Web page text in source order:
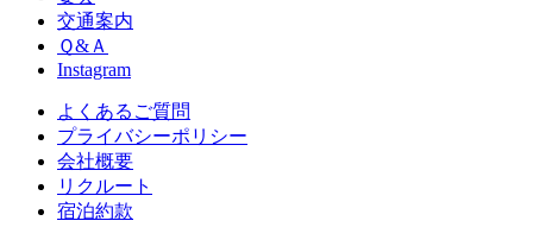
交通案内
Ｑ&Ａ
Instagram
よくあるご質問
プライバシーポリシー
会社概要
リクルート
宿泊約款